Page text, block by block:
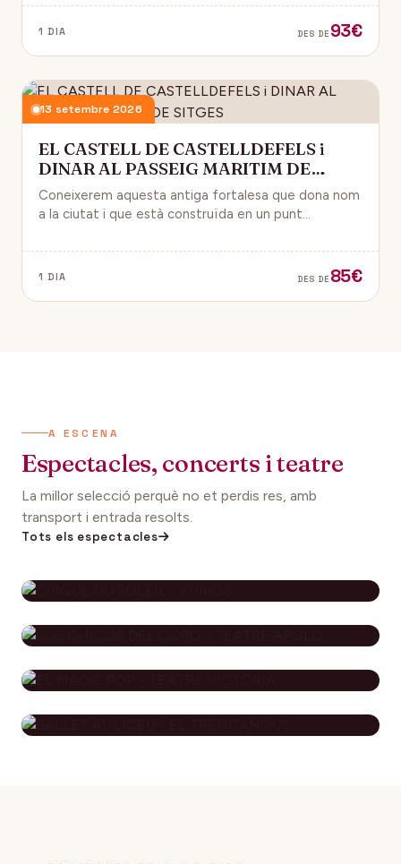
1 DIA DES DE 93€
13 setembre 2026
EL CASTELL DE CASTELLDEFELS i
DINAR AL PASSEIG MARITIM DE
SITGES
Coneixerem aquesta antiga fortalesa que dona nom
a la ciutat i que està construïda en un punt
1 DIA DES DE 85€
A ESCENA
Espectacles, concerts i teatre
La millor selecció perquè no et perdis res, amb
transport i entrada resolts.
Tots els espectacles
CIRQUE DU SOLEIL - KURIOS
LOS CHICOS DEL CORO - TEATRE
APOLO
EL MAGO POP - TEATRE
VICTÒRIA